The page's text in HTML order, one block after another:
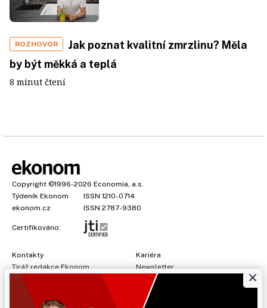
ROZHOVOR
Jak poznat kvalitní zmrzlinu? Měla
by být měkká a teplá
8 minut čtení
Copyright ©1996-2026 Economia, a.s.
Týdeník Ekonom
ISSN 1210-0714
ekonom.cz
ISSN 2787-9380
Certifikováno:
Kontakty
Tiráž redakce Ekonom
Předplatné
Kariéra
Newsletter
Všeobecné podmínky
Prohlášení o cookies
×